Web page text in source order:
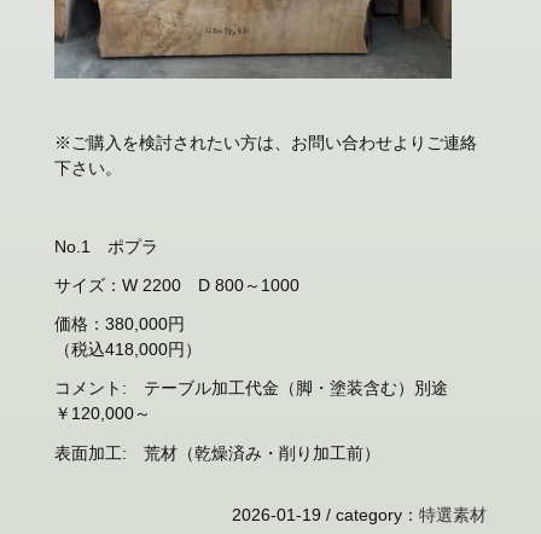
※ご購入を検討されたい方は、お問い合わせよりご連絡
下さい。
No.1 ポプラ
サイズ：W 2200 D 800～1000
価格：380,000円
（税込418,000円）
コメント: テーブル加工代金（脚・塗装含む）別途
￥120,000～
表面加工: 荒材（乾燥済み・削り加工前）
2026-01-19 /category ：特選素材